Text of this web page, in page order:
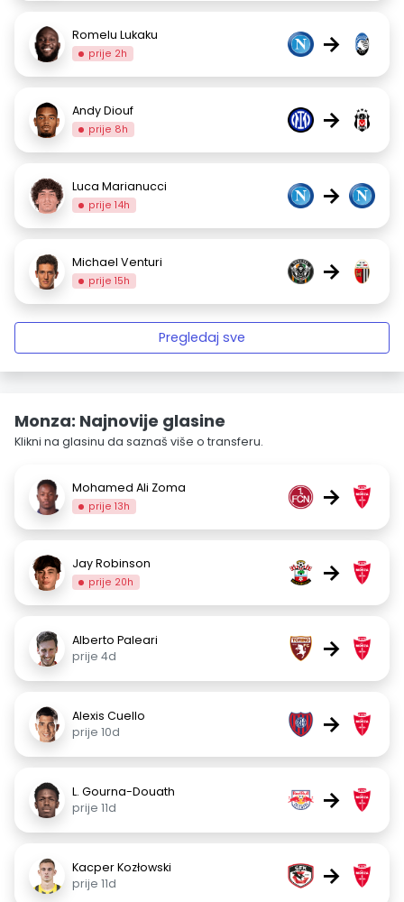
Romelu Lukaku
prije 2h →
Andy Diouf
prije 8h →
Luca Marianucci
prije 14h →
Michael Venturi
prije 15h →
Pregledaj sve
Monza: Najnovije glasine
Klikni na glasinu da saznaš više o transferu.
Mohamed Ali Zoma
prije 13h →
Jay Robinson
prije 20h →
Alberto Paleari
prije 4d
→
Alexis Cuello
prije 10d
→
L. Gourna-Douath
prije 11d
→
Kacper Kozłowski
prije 11d
→